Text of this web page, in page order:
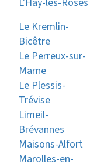
Le Kremlin-
Bicêtre
Le Perreux-sur-
Marne
Le Plessis-
Trévise
Limeil-
Brévannes
Maisons-Alfort
Marolles-en-